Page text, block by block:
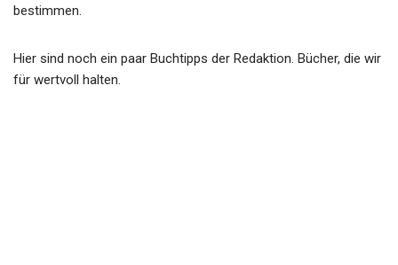
bestimmen.
Hier sind noch ein paar Buchtipps der Redaktion. Bücher, die wir
für wertvoll halten.